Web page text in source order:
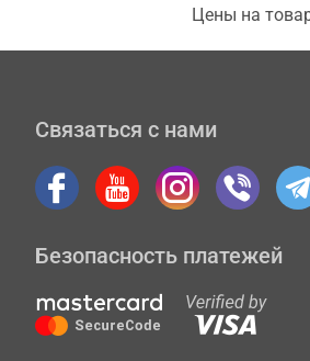
Цены на
Связаться с нами
Безопасность платежей